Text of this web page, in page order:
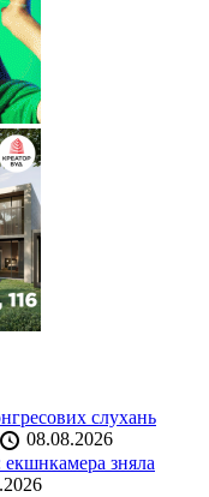
слухань
08.08.2026
зняла